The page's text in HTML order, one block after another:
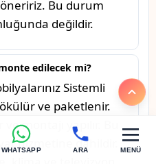
WHATSAPP ARA MENÜ
öneririz. Bu durum
değildir.
edilecek mi?
Sistemli
ve paketlenir.
montajı yapılır. Bu
hizmetine dâhildir.